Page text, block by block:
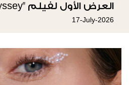
العرض الأول لفيلم "The Odyssey"
17-July-2026